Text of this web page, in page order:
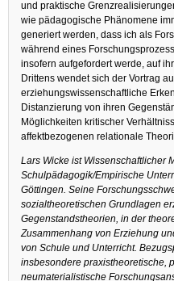
und praktische
wie pädagogische Phänomene
generiert werden, dass ich als
während eines
insofern aufgefordert werde, auf
Drittens wendet sich der Vortrag
erziehungswissenschaftliche
Distanzierung von ihren
Möglichkeiten kritischer
affektbezogenen relationale
Lars Wicke ist Wissenschaftlicher
Schulpädagogik/Empirische
Göttingen. Seine
sozialtheoretischen Grundlagen
Gegenstandstheorien, in der
Zusammenhang von Erziehung
von Schule und Unterricht.
insbesondere praxistheoretische,
neumaterialistische